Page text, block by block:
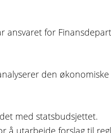
ansvaret for
den økonomiske
med statsbudsjettet.